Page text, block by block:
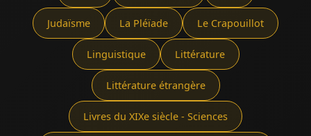
Judaïsme La Pléïade Le Crapouillot
Linguistique Littérature
Littérature étrangère
Livres du XIXe siècle - Sciences